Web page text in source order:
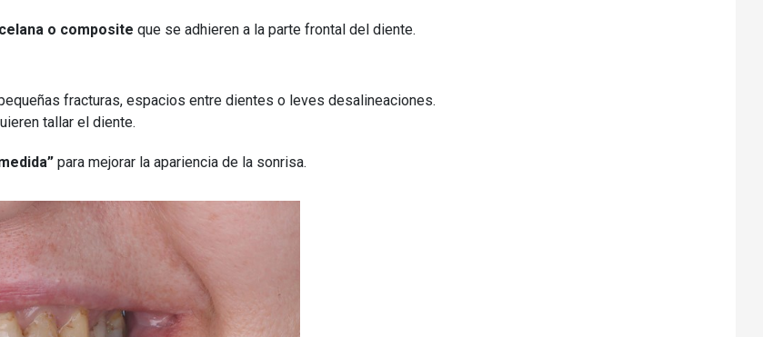
o composite que se adhieren a la parte frontal del diente.
fracturas, espacios entre dientes o leves desalineaciones.
tallar el diente.
para mejorar la apariencia de la sonrisa.